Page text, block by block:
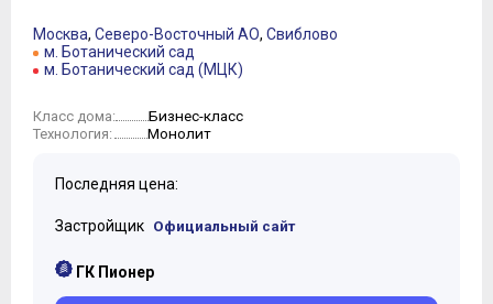
Москва, Северо-Восточный АО, Свиблово
м. Ботанический сад
м. Ботанический сад (МЦК)
Класс дома: Бизнес-класс
Технология: Монолит
Последняя цена:
Застройщик Официальный сайт
ГК Пионер